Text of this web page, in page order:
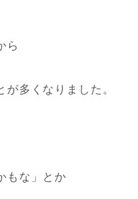
ら
が多くなりました。
もな」とか